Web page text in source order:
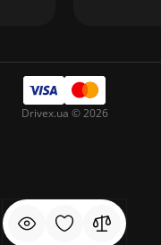
Drivex.ua © 2026